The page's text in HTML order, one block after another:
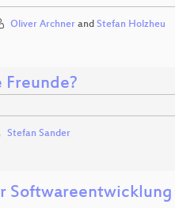
Oliver Archnerand Stefan Holzheu
Stefan Sander